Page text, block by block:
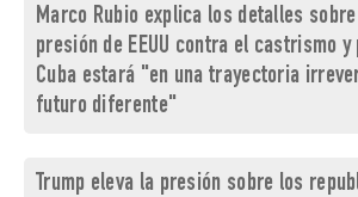
Marco Rubio explica los detalles
presión de EEUU contra el castrismo y
Cuba estará "en una trayectoria
futuro diferente"
Trump eleva la presión sobre los